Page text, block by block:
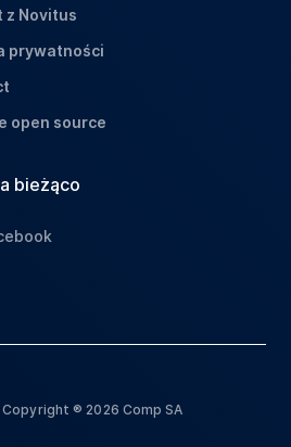
z Novitus
prywatności
open source
bieżąco
Copyright ® 2026 Comp SA